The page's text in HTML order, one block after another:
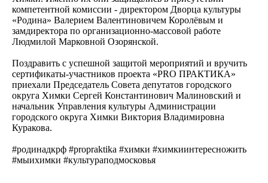
компетентной комиссии - директором Дворца культуры
«Родина» Валерием Валентиновичем Королёвым и
замдиректора по организационно-массовой работе
Людмилой Марковной Озорянской.
Поздравить с успешной защитой мероприятий и вручить
сертификаты-участников проекта «PRO ПРАКТИКА»
приехали Председатель Совета депутатов городского
округа Химки Сергей Константинович Малиновский и
начальник Управления культуры Администрации
городского округа Химки Виктория Владимировна
Куракова.
#родинадкрф #propraktika #химки #химкиинтересножить
#мыихимки #культураподмосковья